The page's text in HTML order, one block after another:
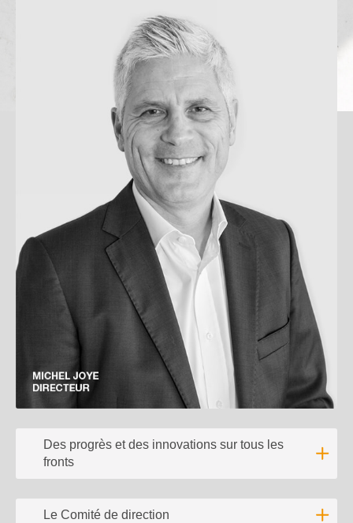
Des progrès et des innovations sur tous les
fronts
Le Comité de direction